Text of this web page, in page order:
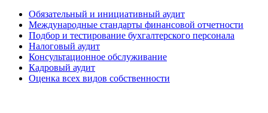
Обязательный и инициативный аудит
Международные стандарты финансовой отчетности
Подбор и тестирование бухгалтерского персонала
Налоговый аудит
Консультационное обслуживание
Кадровый аудит
Оценка всех видов собственности